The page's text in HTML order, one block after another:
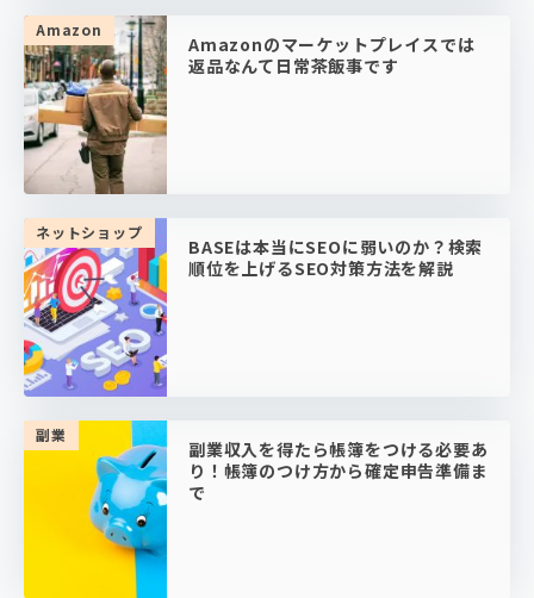
Amazon
Amazonのマーケットプレイスでは
返品なんて日常茶飯事です
ネットショップ
BASEは本当にSEOに弱いのか？検索
順位を上げるSEO対策方法を解説
副業
副業収入を得たら帳簿をつける必要あ
り！帳簿のつけ方から確定申告準備ま
で